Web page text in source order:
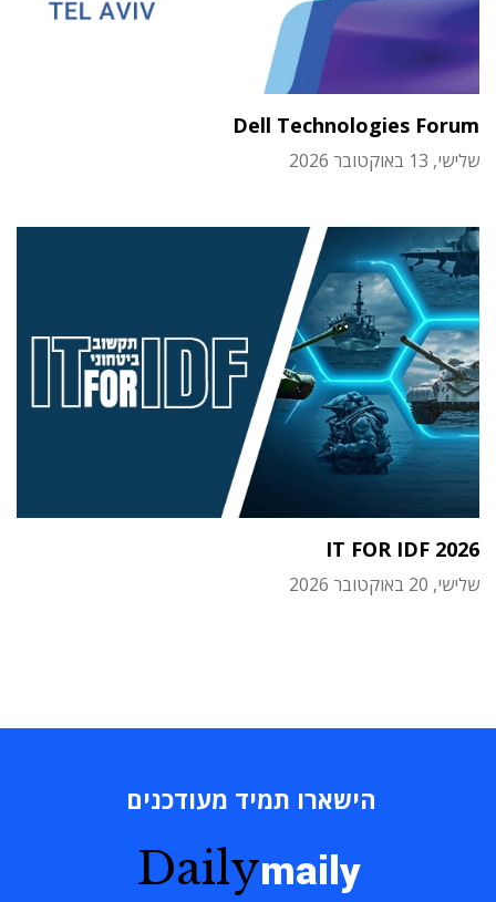
Dell Technologies Forum
שלישי, 13 באוקטובר 2026
IT FOR IDF 2026
שלישי, 20 באוקטובר 2026
הישארו תמיד מעודכנים
Dailymaily